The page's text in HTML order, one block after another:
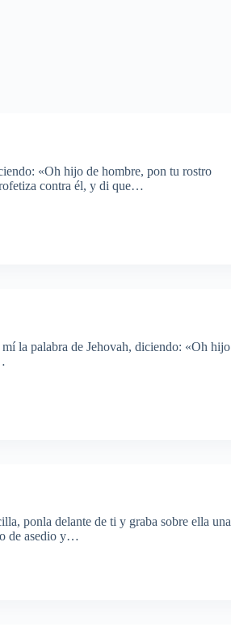
«Oh hijo de hombre, pon tu rostro
contra él, y di que…
la palabra de Jehovah, diciendo: «Oh hijo
ponla delante de ti y graba sobre ella una
de asedio y…